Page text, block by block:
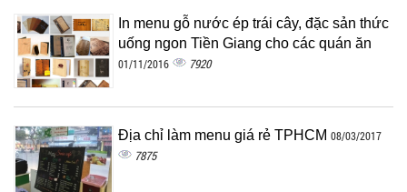
In menu gỗ nước ép trái cây, đặc sản thức
uống ngon Tiền Giang cho các quán ăn
01/11/2016 7920
Địa chỉ làm menu giá rẻ TPHCM 08/03/2017
7875